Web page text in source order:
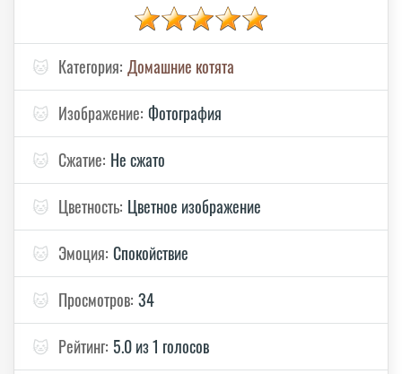
🐱 Категория: Домашние котята
🐱 Изображение: Фотография
🐱 Сжатие: Не сжато
🐱 Цветность: Цветное изображение
🐱 Эмоция: Спокойствие
🐱 Просмотров: 34
🐱 Рейтинг: 5.0 из 1 голосов